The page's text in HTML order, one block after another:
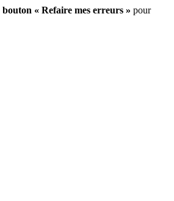
bouton « Refaire mes erreurs » pour